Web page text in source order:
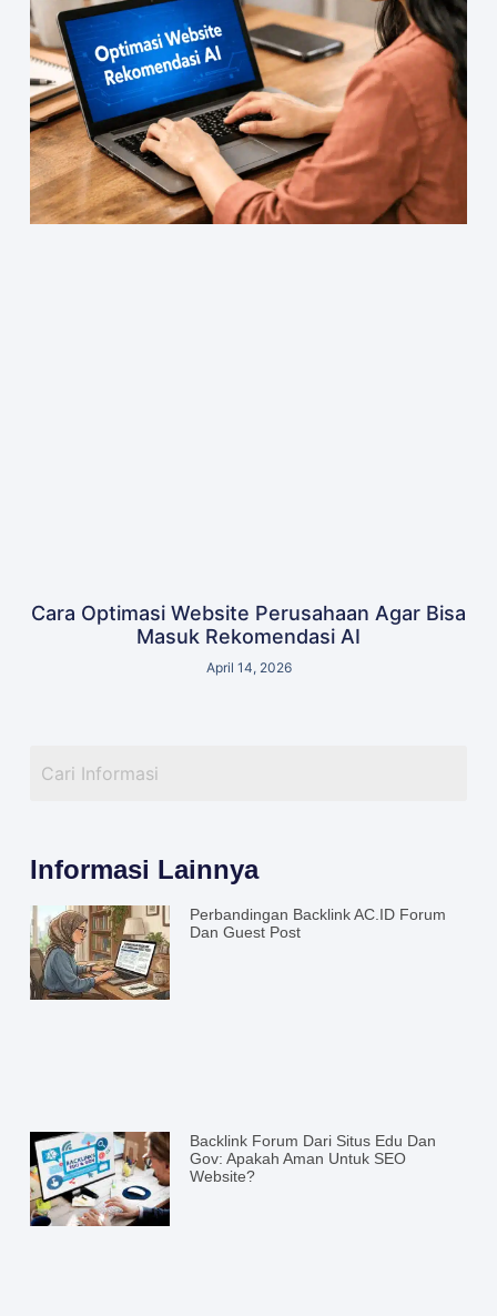
Cara Optimasi Website Perusahaan Agar Bisa
Masuk Rekomendasi AI
April 14, 2026
Informasi Lainnya
Perbandingan Backlink AC.ID Forum
Dan Guest Post
Backlink Forum Dari Situs Edu Dan
Gov: Apakah Aman Untuk SEO
Website?